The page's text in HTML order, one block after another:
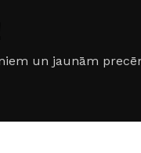
un jaunām